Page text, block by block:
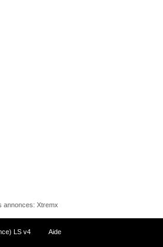
annonces: Xtremx
LS v4 Aide